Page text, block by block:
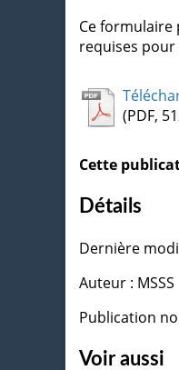
Ce
requises
(PDF,
Cette
Détails
Dernière
Auteur : MSSS
Publication
Voir aussi